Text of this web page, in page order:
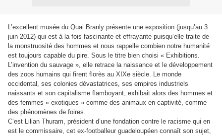
L’excellent musée du Quai Branly présente une exposition (jusqu’au 3
juin 2012) qui est à la fois fascinante et effrayante puisqu’elle traite de
la monstruosité des hommes et nous rappelle combien notre humanité
est toujours capable du pire. Sous le titre bien choisi « Exhibitions.
L’invention du sauvage », elle retrace la naissance et le développement
des zoos humains qui firent florès au XIXe siècle. Le monde
occidental, ses colonies dévastatrices, ses empires industriels
naissants et son capitalisme flamboyant, exhibait alors des hommes et
des femmes « exotiques » comme des animaux en captivité, comme
des phénomènes de foires.
C’est Lilian Thuram, président d’une fondation contre le racisme qui en
est le commissaire, cet ex-footballeur guadeloupéen connaît son sujet,